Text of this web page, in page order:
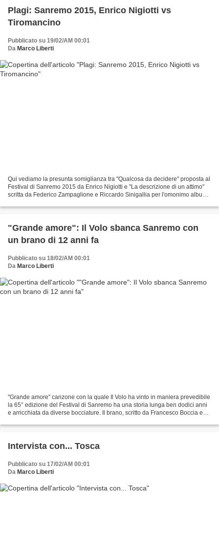
Plagi: Sanremo 2015, Enrico Nigiotti vs
Tiromancino
Pubblicato su 19/02/AM 00:01
Da Marco Liberti
Qui vediamo la presunta somiglianza tra "Qualcosa da decidere" proposta al
Festival di Sanremo 2015 da Enrico Nigiotti e "La descrizione di un attimo"
scritta da Federico Zampaglione e Riccardo Sinigallia per l'omonimo album
"Grande amore": Il Volo sbanca Sanremo con
un brano di 12 anni fa
Pubblicato su 18/02/AM 00:01
Da Marco Liberti
"Grande amore" canzone con la quale Il Volo ha vinto in maniera prevedibile
la 65° edizione del Festival di Sanremo ha una storia lunga ben dodici anni
e arricchiata da diverse bocciature. Il brano, scritto da Francesco Boccia e
Intervista con... Tosca
Pubblicato su 17/02/AM 00:01
Da Marco Liberti